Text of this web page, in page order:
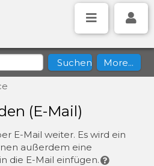
(E-Mail)
E-Mail weiter. Es wird ein
außerdem eine
die E-Mail einfügen.